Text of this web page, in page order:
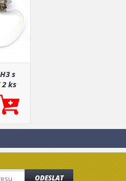
s
ks
ODESLAT